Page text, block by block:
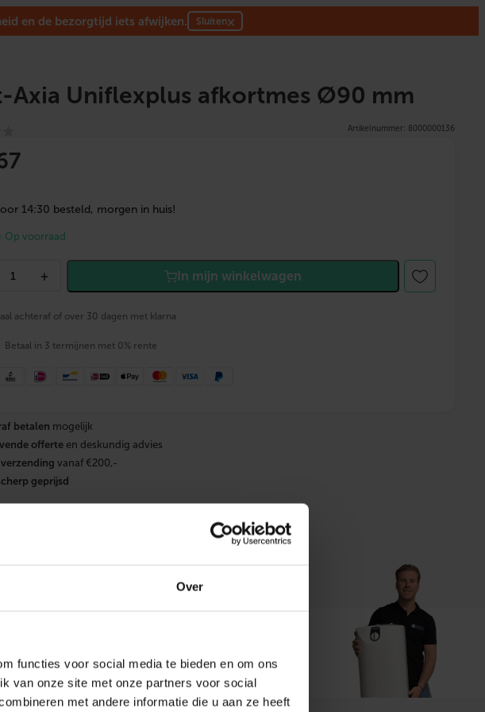
Over
functies voor social media te bieden en om ons
van onze site met onze partners voor social
met andere informatie die u aan ze heeft
en de bezorgtijd iets afwijken. Sluiten×
Axia Uniflexplus afkortmes Ø90 mm
Artikelnummer: 8000000136
14:30 besteld, morgen in huis!
Op voorraad
+ In mijn winkelwagen
achteraf of over 30 dagen met klarna
Betaal in 3 termijnen met 0% rente
betalen mogelijk
offerte en deskundig advies
vanaf €200,-
geprijsd